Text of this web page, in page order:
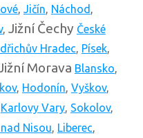
, Jičín, Náchod ,
, Jižní Čechy České
Hradec, Písek,
Morava Blansko,
, Hodonín, Vyškov,
Karlovy Vary, Sokolov,
Nisou, Liberec,